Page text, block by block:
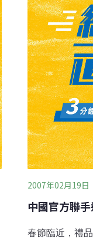
2007年02月19日
中國官方聯
春節臨近，禮